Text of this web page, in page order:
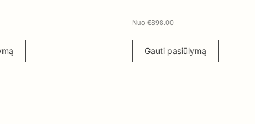
€898.00
Gauti pasiūlymą